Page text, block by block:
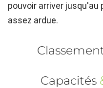
pouvoir arriver jusqu'au
assez ardue.
Capacités